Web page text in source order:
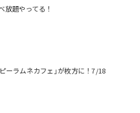
放題やってる！
ーラムネカフェ｣が枚方に！7/18